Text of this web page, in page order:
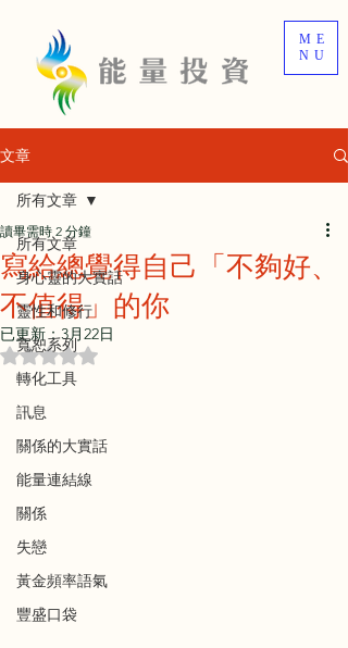
ME
NU
文章
所有文章
身心靈的大實話
靈性和修行
寬恕系列
轉化工具
訊息
關係的大實話
能量連結線
關係
失戀
黃金頻率語氣
豐盛口袋
所有文章
寫給總覺得自己「不夠好、
不值得」的你
讀畢需時 2 分鐘
已更新：3月22日
評等為 NaN（最高為 5 顆星）。